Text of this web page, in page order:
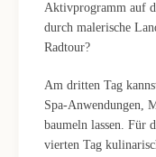
Aktivprogramm auf
durch malerische
Radtour?
Am dritten Tag
Spa-Anwendungen,
baumeln lassen. Für
vierten Tag